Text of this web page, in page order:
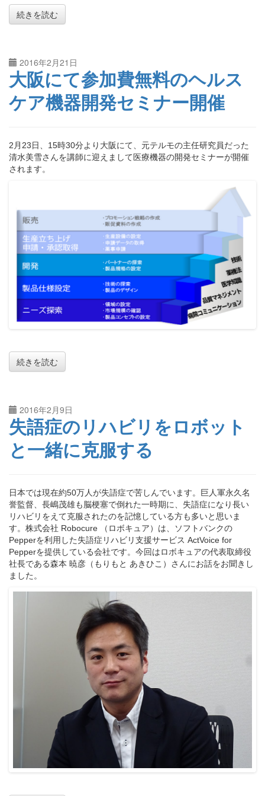
続きを読む
2016年2月21日
大阪にて参加費無料のヘルス
ケア機器開発セミナー開催
2月23日、15時30分より大阪にて、元テルモの主任研究員だった
清水美雪さんを講師に迎えまして医療機器の開発セミナーが開催
されます。
続きを読む
2016年2月9日
失語症のリハビリをロボット
と一緒に克服する
日本では現在約50万人が失語症で苦しんでいます。巨人軍永久名
誉監督、長嶋茂雄も脳梗塞で倒れた一時期に、失語症になり長い
リハビリをえて克服されたのを記憶している方も多いと思いま
す。株式会社 Robocure （ロボキュア）は、ソフトバンクの
Pepperを利用した失語症リハビリ支援サービス ActVoice for
Pepperを提供している会社です。今回はロボキュアの代表取締役
社長である森本 暁彦（もりもと あきひこ）さんにお話をお聞きし
ました。